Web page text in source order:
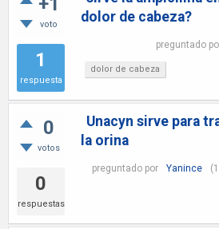
voto
1
respuesta
dolor de cabeza?
preguntado
dolor de cabeza
0
votos
0
respuestas
Unacyn sirve para
la orina
preguntado por Yanince (